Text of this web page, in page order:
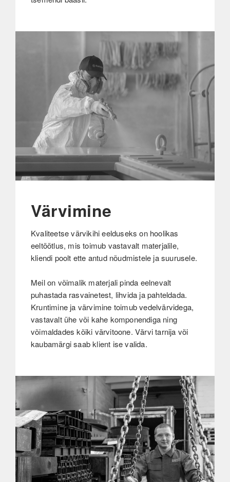
Värvimine
Kvaliteetse värvikihi eelduseks on hoolikas
eeltöötlus, mis toimub vastavalt materjalile,
kliendi poolt ette antud nõudmistele ja suurusele.
Meil on võimalik materjali pinda eelnevalt
puhastada rasvainetest, lihvida ja pahteldada.
Kruntimine ja värvimine toimub vedelvärvidega,
vastavalt ühe või kahe komponendiga ning
võimaldades kõiki värvitoone. Värvi tarnija või
kaubamärgi saab klient ise valida.